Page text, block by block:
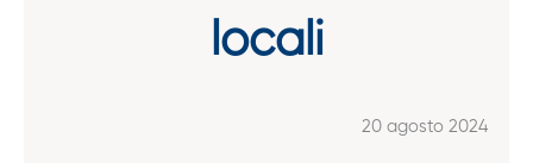
locali
20 agosto 2024